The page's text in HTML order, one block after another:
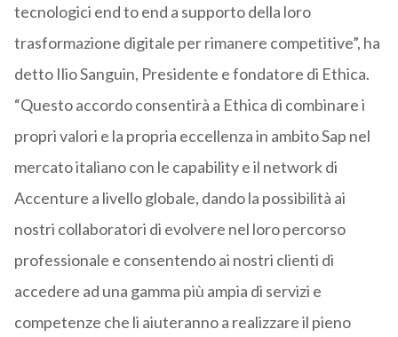
tecnologici end to end a supporto della loro
trasformazione digitale per rimanere competitive”, ha
detto Ilio Sanguin, Presidente e fondatore di Ethica.
“Questo accordo consentirà a Ethica di combinare i
propri valori e la propria eccellenza in ambito Sap nel
mercato italiano con le capability e il network di
Accenture a livello globale, dando la possibilità ai
nostri collaboratori di evolvere nel loro percorso
professionale e consentendo ai nostri clienti di
accedere ad una gamma più ampia di servizi e
competenze che li aiuteranno a realizzare il pieno